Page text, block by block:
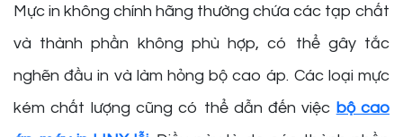
Mực in không chính hãng thường chứa các tạp chất
và thành phần không phù hợp, có thể gây tắc
nghẽn đầu in và làm hỏng bộ cao áp. Các loại mực
kém chất lượng cũng có thể dẫn đến việc bộ cao